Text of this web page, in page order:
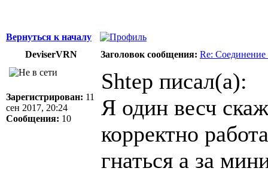
Вернуться к началу
DeviserVRN
Заголовок сообщения: Re:
Зарегистрирован: 11
сен 2017, 20:24
Сообщения: 10
Shtep писал(а):
Я один весч
корректно
гнаться а за